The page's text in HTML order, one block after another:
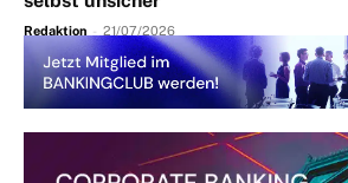
Redaktion - 21/07/2026